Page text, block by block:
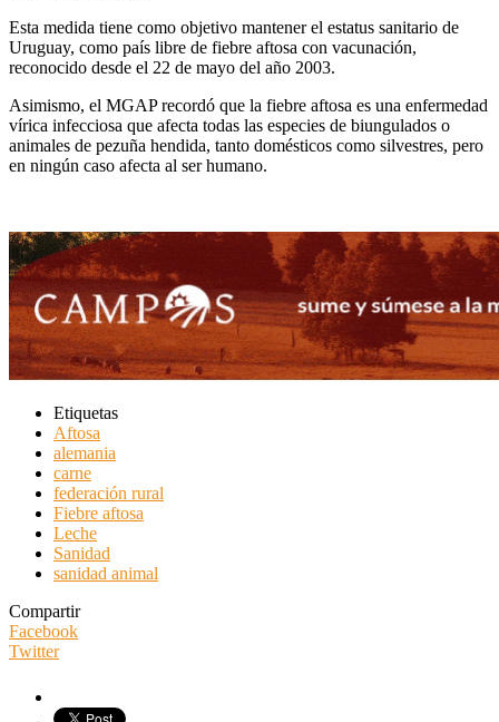
Esta medida tiene como objetivo mantener el estatus sanitario de
Uruguay, como país libre de fiebre aftosa con vacunación,
reconocido desde el 22 de mayo del año 2003.
Asimismo, el MGAP recordó que la fiebre aftosa es una enfermedad
vírica infecciosa que afecta todas las especies de biungulados o
animales de pezuña hendida, tanto domésticos como silvestres, pero
en ningún caso afecta al ser humano.
Etiquetas
Aftosa
alemania
carne
federación rural
Fiebre aftosa
Leche
Sanidad
sanidad animal
Compartir
Facebook
Twitter